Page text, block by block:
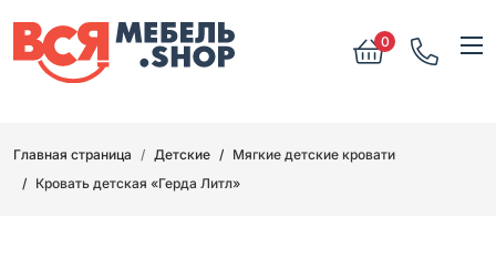
0
Главная страница Детские
Мягкие детские кровати
Кровать детская «Герда Литл»